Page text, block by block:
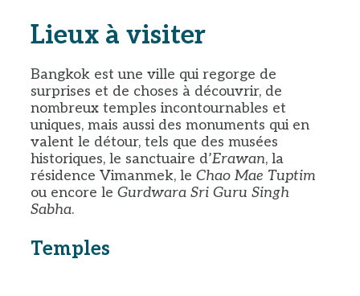
Lieux à visiter
Bangkok est une ville qui regorge de
surprises et de choses à découvrir, de
nombreux temples incontournables et
uniques, mais aussi des monuments qui en
valent le détour, tels que des musées
historiques, le sanctuaire d’Erawan, la
résidence Vimanmek, le Chao Mae Tuptim
ou encore le Gurdwara Sri Guru Singh
Sabha.
Temples